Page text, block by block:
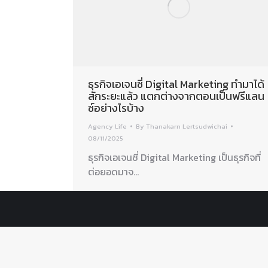
ธุรกิจเอเจนซี่ Digital Marketing ทำมาได้
สักระยะแล้ว แตกต่างจากตอนเป็นฟรีแลน
ซ์อย่างไรบ้าง
Agency Life By Thanakarn Lertsudwichai
08/11/2025
ธุรกิจเอเจนซี่ Digital Marketing เป็นธุรกิจที่
ต่อยอดมาจ…